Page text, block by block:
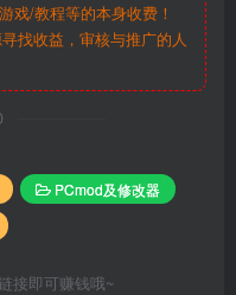
戏/教程等的本身收费！
找收益，审核与推广的人
PCmod及修改器
接即可赚钱哦~